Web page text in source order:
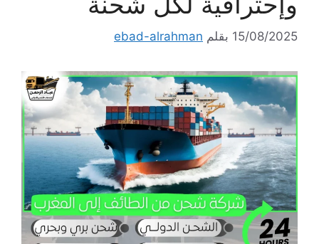
15/08/2025 بقلم ebad-alrahman